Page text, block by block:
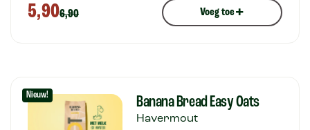
5,906,90 Voeg toe+
Nieuw! Banana Bread Easy Oats
Havermout